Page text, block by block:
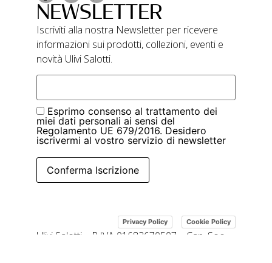
NEWSLETTER
Iscriviti alla nostra Newsletter per ricevere
informazioni sui prodotti, collezioni, eventi e
novità Ulivi Salotti.
Esprimo consenso al trattamento dei
miei dati personali ai sensi del
Regolamento UE 679/2016. Desidero
iscrivermi al vostro servizio di newsletter
Conferma Iscrizione
Privacy Policy Cookie Policy
Ulivi Salotti – P.IVA 01683670507 – Cap. Soc.